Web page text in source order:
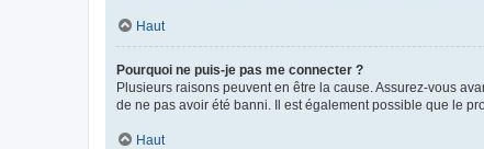
Haut
Pourquoi ne puis-je pas me connecter ?
Plusieurs raisons peuvent en être la cause. Assurez-vous
de ne pas avoir été banni. Il est également possible que le
Haut